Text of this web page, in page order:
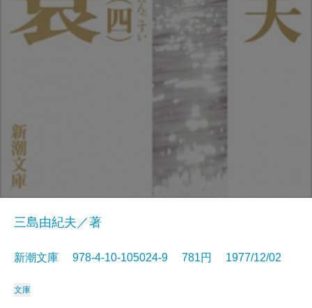
三島由紀夫／著
新潮文庫 978-4-10-105024-9 781円 1977/12/02
文庫